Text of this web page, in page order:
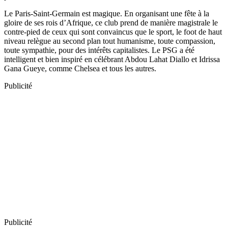
Le Paris-Saint-Germain est magique. En organisant une fête à la
gloire de ses rois d’Afrique, ce club prend de manière magistrale le
contre-pied de ceux qui sont convaincus que le sport, le foot de haut
niveau relègue au second plan tout humanisme, toute compassion,
toute sympathie, pour des intérêts capitalistes. Le PSG a été
intelligent et bien inspiré en célébrant Abdou Lahat Diallo et Idrissa
Gana Gueye, comme Chelsea et tous les autres.
Publicité
Publicité